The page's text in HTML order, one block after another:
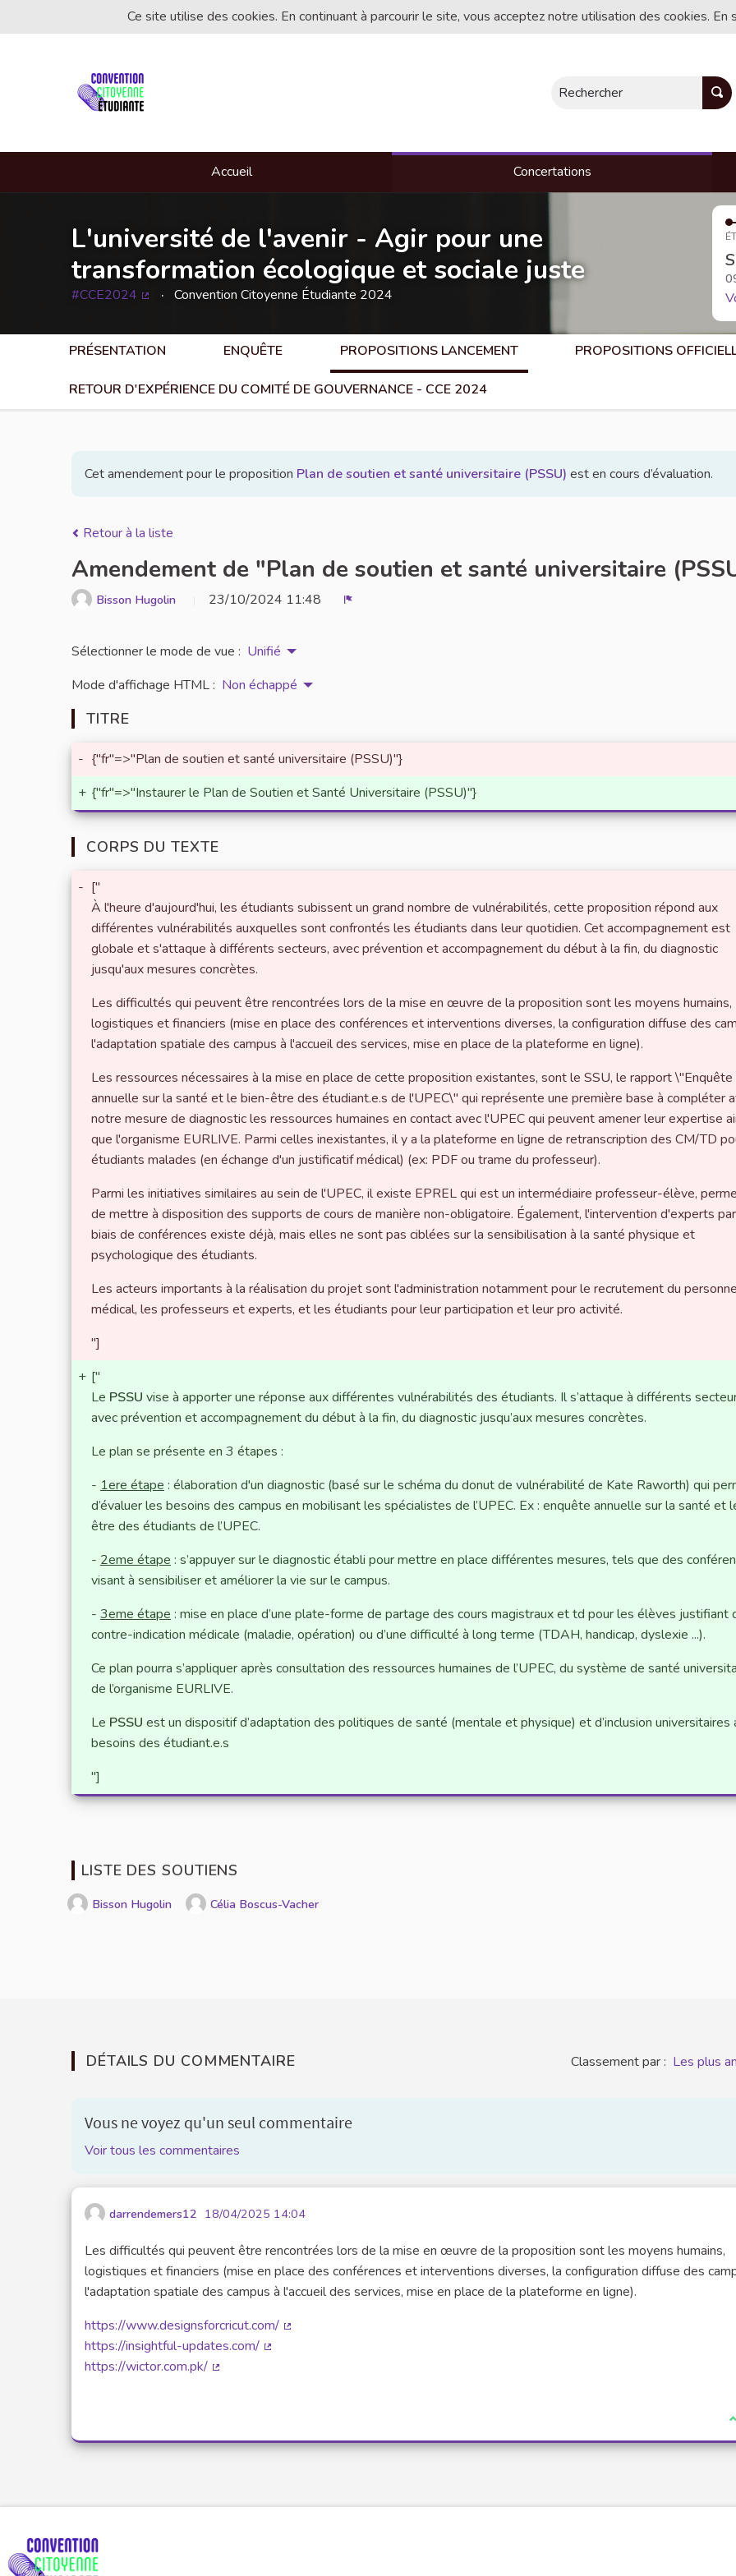
Ce site utilise des cookies. En continuant à parcourir le site, vous acceptez notre utilisation des cookies.
Rechercher
Accueil Concertations
L'université de l'avenir - Agir pour une
transformation écologique et sociale juste
#CCE2024 Convention Citoyenne Étudiante 2024
PRÉSENTATION ENQUÊTE PROPOSITIONS LANCEMENT PROPOSITIONS
RETOUR D'EXPÉRIENCE DU COMITÉ DE GOUVERNANCE - CCE 2024
Cet amendement pour le proposition Plan de soutien et santé universitaire (PSSU) est en cours d’évaluation.
Retour à la liste
Amendement de "Plan de soutien et santé universitaire
Bisson Hugolin 23/10/2024 11:48
Sélectionner le mode de vue : Unifié
Mode d'affichage HTML : Non échappé
TITRE
- {"fr"=>"Plan de soutien et santé universitaire (PSSU)"}
+ {"fr"=>"Instaurer le Plan de Soutien et Santé Universitaire (PSSU)"}
CORPS DU TEXTE
- ["
À l'heure d'aujourd'hui, les étudiants subissent un grand nombre de vulnérabilités, cette proposition répond aux
différentes vulnérabilités auxquelles sont confrontés les étudiants dans leur quotidien. Cet accompagnement est
globale et s'attaque à différents secteurs, avec prévention et accompagnement du début à la fin, du diagnostic
jusqu'aux mesures concrètes.
Les difficultés qui peuvent être rencontrées lors de la mise en œuvre de la proposition sont les moyens humains,
logistiques et financiers (mise en place des conférences et interventions diverses, la configuration diffuse des
l'adaptation spatiale des campus à l'accueil des services, mise en place de la plateforme en ligne).
Les ressources nécessaires à la mise en place de cette proposition existantes, sont le SSU, le rapport \"Enquête
annuelle sur la santé et le bien-être des étudiant.e.s de l'UPEC\" qui représente une première base à compléter
notre mesure de diagnostic les ressources humaines en contact avec l'UPEC qui peuvent amener leur expertise
que l'organisme EURLIVE. Parmi celles inexistantes, il y a la plateforme en ligne de retranscription des CM/TD
étudiants malades (en échange d'un justificatif médical) (ex: PDF ou trame du professeur).
Parmi les initiatives similaires au sein de l'UPEC, il existe EPREL qui est un intermédiaire professeur-élève,
de mettre à disposition des supports de cours de manière non-obligatoire. Également, l'intervention d'experts
biais de conférences existe déjà, mais elles ne sont pas ciblées sur la sensibilisation à la santé physique et
psychologique des étudiants.
Les acteurs importants à la réalisation du projet sont l'administration notamment pour le recrutement du
médical, les professeurs et experts, et les étudiants pour leur participation et leur pro activité.
"]
+ ["
Le PSSU vise à apporter une réponse aux différentes vulnérabilités des étudiants. Il s’attaque à différents
avec prévention et accompagnement du début à la fin, du diagnostic jusqu’aux mesures concrètes.
Le plan se présente en 3 étapes :
- 1ere étape : élaboration d'un diagnostic (basé sur le schéma du donut de vulnérabilité de Kate Raworth) qui
d’évaluer les besoins des campus en mobilisant les spécialistes de l’UPEC. Ex : enquête annuelle sur la santé et
être des étudiants de l’UPEC.
- 2eme étape : s’appuyer sur le diagnostic établi pour mettre en place différentes mesures, tels que des
visant à sensibiliser et améliorer la vie sur le campus.
- 3eme étape : mise en place d’une plate-forme de partage des cours magistraux et td pour les élèves justifiant
contre-indication médicale (maladie, opération) ou d’une difficulté à long terme (TDAH, handicap, dyslexie ...).
Ce plan pourra s’appliquer après consultation des ressources humaines de l’UPEC, du système de santé
de l’organisme EURLIVE.
Le PSSU est un dispositif d’adaptation des politiques de santé (mentale et physique) et d’inclusion universitaires
besoins des étudiant.e.s
"]
LISTE DES SOUTIENS
Bisson Hugolin Célia Boscus-Vacher
DÉTAILS DU COMMENTAIRE Classement par : Les plus
Vous ne voyez qu'un seul commentaire
Voir tous les commentaires
darrendemers12 18/04/2025 14:04
Les difficultés qui peuvent être rencontrées lors de la mise en œuvre de la proposition sont les moyens humains,
logistiques et financiers (mise en place des conférences et interventions diverses, la configuration diffuse des
l'adaptation spatiale des campus à l'accueil des services, mise en place de la plateforme en ligne).
https://www.designsforcricut.com/
https://insightful-updates.com/
https://wictor.com.pk/